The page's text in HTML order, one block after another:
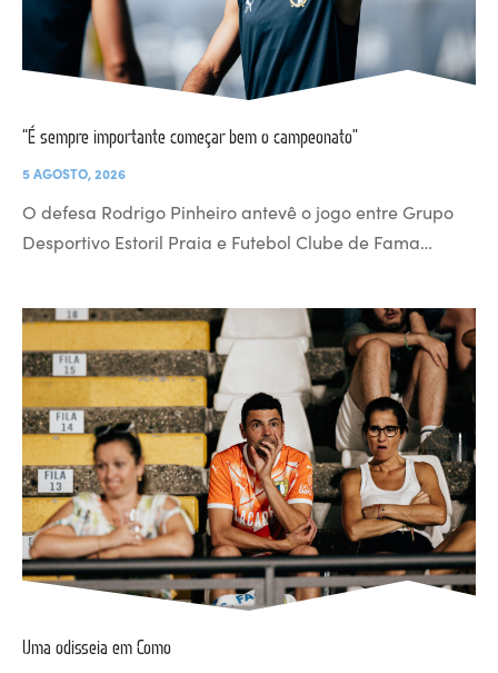
“É sempre importante começar bem o campeonato”
5 AGOSTO, 2026
O defesa Rodrigo Pinheiro antevê o jogo entre Grupo
Desportivo Estoril Praia e Futebol Clube de Fama…
Uma odisseia em Como